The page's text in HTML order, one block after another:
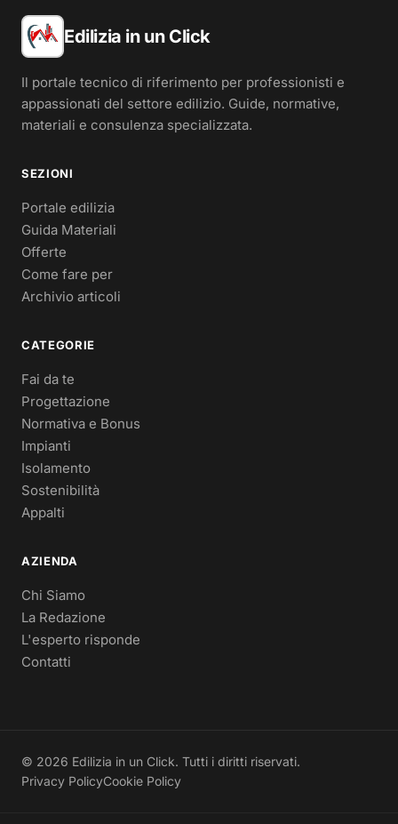
Edilizia in un Click
Il portale tecnico di riferimento per professionisti e
appassionati del settore edilizio. Guide, normative,
materiali e consulenza specializzata.
SEZIONI
Portale edilizia
Guida Materiali
Offerte
Come fare per
Archivio articoli
CATEGORIE
Fai da te
Progettazione
Normativa e Bonus
Impianti
Isolamento
Sostenibilità
Appalti
AZIENDA
Chi Siamo
La Redazione
L'esperto risponde
Contatti
© 2026 Edilizia in un Click. Tutti i diritti riservati.
Privacy PolicyCookie Policy